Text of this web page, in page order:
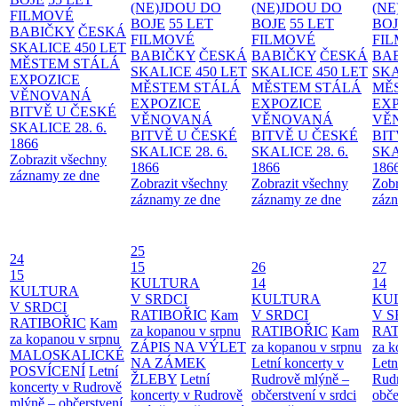
FILMOVÉ
BABIČKY ČESKÁ
SKALICE 450 LET
MĚSTEM STÁLÁ
EXPOZICE
VĚNOVANÁ
BITVĚ U ČESKÉ
SKALICE 28. 6.
1866
Zobrazit všechny
záznamy ze dne
(NE)JDOU DO
BOJE 55 LET
FILMOVÉ
BABIČKY ČESKÁ
SKALICE 450 LET
MĚSTEM STÁLÁ
EXPOZICE
VĚNOVANÁ
BITVĚ U ČESKÉ
SKALICE 28. 6.
1866
Zobrazit všechny
záznamy ze dne
(NE)JDOU DO
BOJE 55 LET
FILMOVÉ
BABIČKY ČESKÁ
SKALICE 450 LET
MĚSTEM STÁLÁ
EXPOZICE
VĚNOVANÁ
BITVĚ U ČESKÉ
SKALICE 28. 6.
1866
Zobrazit všechny
záznamy ze dne
24
15
KULTURA
V SRDCI
RATIBOŘIC Kam
za kopanou v srpnu
MALOSKALICKÉ
POSVÍCENÍ Letní
koncerty v Rudrově
mlýně – občerstvení
25
15
KULTURA
V SRDCI
RATIBOŘIC Kam
za kopanou v srpnu
ZÁPIS NA VÝLET
NA ZÁMEK
ŽLEBY Letní
koncerty v Rudrově
26
14
KULTURA
V SRDCI
RATIBOŘIC Kam
za kopanou v srpnu
Letní koncerty v
Rudrově mlýně –
občerstvení v srdci
27
14
V
za